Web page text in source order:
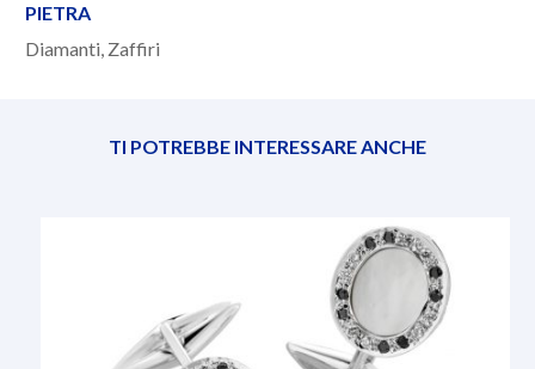
PIETRA
Diamanti, Zaffiri
TI POTREBBE INTERESSARE ANCHE